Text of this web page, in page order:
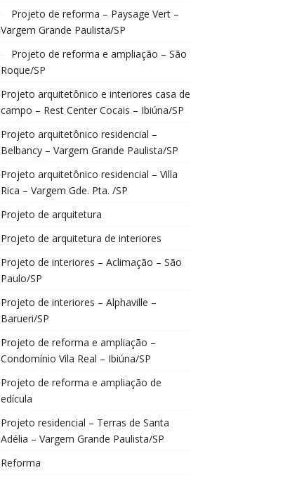
Projeto de reforma – Paysage Vert –
Vargem Grande Paulista/SP
Projeto de reforma e ampliação – São
Roque/SP
Projeto arquitetônico e interiores casa de
campo – Rest Center Cocais – Ibiúna/SP
Projeto arquitetônico residencial –
Belbancy – Vargem Grande Paulista/SP
Projeto arquitetônico residencial – Villa
Rica – Vargem Gde. Pta. /SP
Projeto de arquitetura
Projeto de arquitetura de interiores
Projeto de interiores – Aclimação – São
Paulo/SP
Projeto de interiores – Alphaville –
Barueri/SP
Projeto de reforma e ampliação –
Condomínio Vila Real – Ibiúna/SP
Projeto de reforma e ampliação de
edícula
Projeto residencial – Terras de Santa
Adélia – Vargem Grande Paulista/SP
Reforma